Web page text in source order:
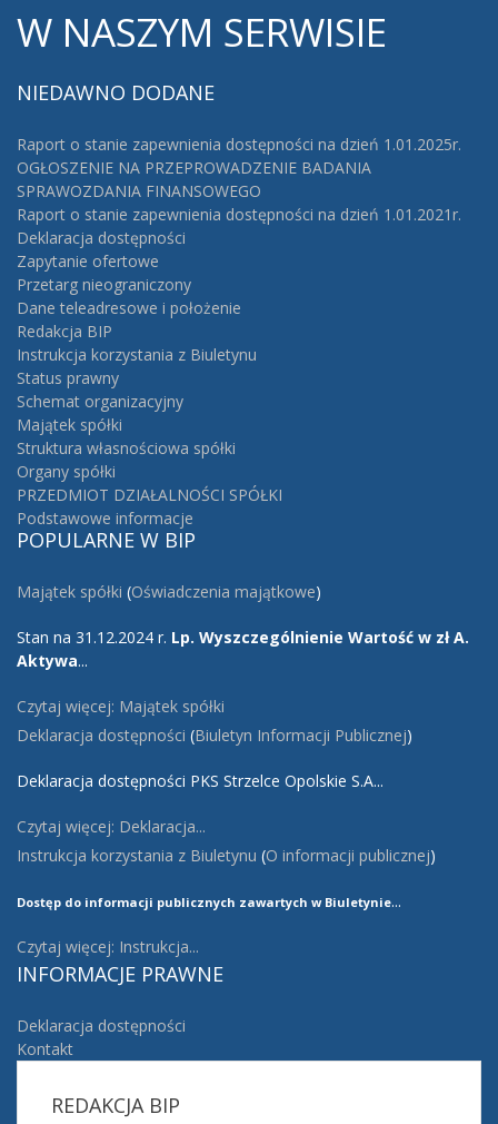
W NASZYM SERWISIE
NIEDAWNO DODANE
Raport o stanie zapewnienia dostępności na dzień 1.01.2025r.
OGŁOSZENIE NA PRZEPROWADZENIE BADANIA
SPRAWOZDANIA FINANSOWEGO
Raport o stanie zapewnienia dostępności na dzień 1.01.2021r.
Deklaracja dostępności
Zapytanie ofertowe
Przetarg nieograniczony
Dane teleadresowe i położenie
Redakcja BIP
Instrukcja korzystania z Biuletynu
Status prawny
Schemat organizacyjny
Majątek spółki
Struktura własnościowa spółki
Organy spółki
PRZEDMIOT DZIAŁALNOŚCI SPÓŁKI
Podstawowe informacje
POPULARNE W BIP
Majątek spółki (Oświadczenia majątkowe)
Stan na 31.12.2024 r. Lp. Wyszczególnienie Wartość w zł A.
Aktywa...
Czytaj więcej: Majątek spółki
Deklaracja dostępności (Biuletyn Informacji Publicznej)
Deklaracja dostępności PKS Strzelce Opolskie S.A...
Czytaj więcej: Deklaracja...
Instrukcja korzystania z Biuletynu (O informacji publicznej)
Dostęp do informacji publicznych zawartych w Biuletynie...
Czytaj więcej: Instrukcja...
INFORMACJE PRAWNE
Deklaracja dostępności
Kontakt
REDAKCJABIP